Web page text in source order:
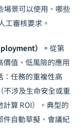
景可以使用、哪些
工審核要求。
）。 從第
值、低風險的應用
：任務的重複性高
不涉及生命安全或重
算 ROI）。典型的
件自動草擬、會議紀